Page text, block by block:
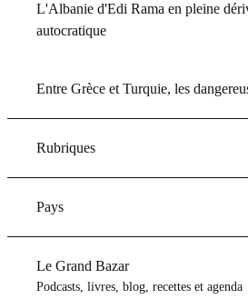
L'Albanie d'Edi Rama en pleine
autocratique
Entre Grèce et Turquie, les
Rubriques
Pays
Le Grand Bazar
Podcasts, livres, blog, recettes et agenda